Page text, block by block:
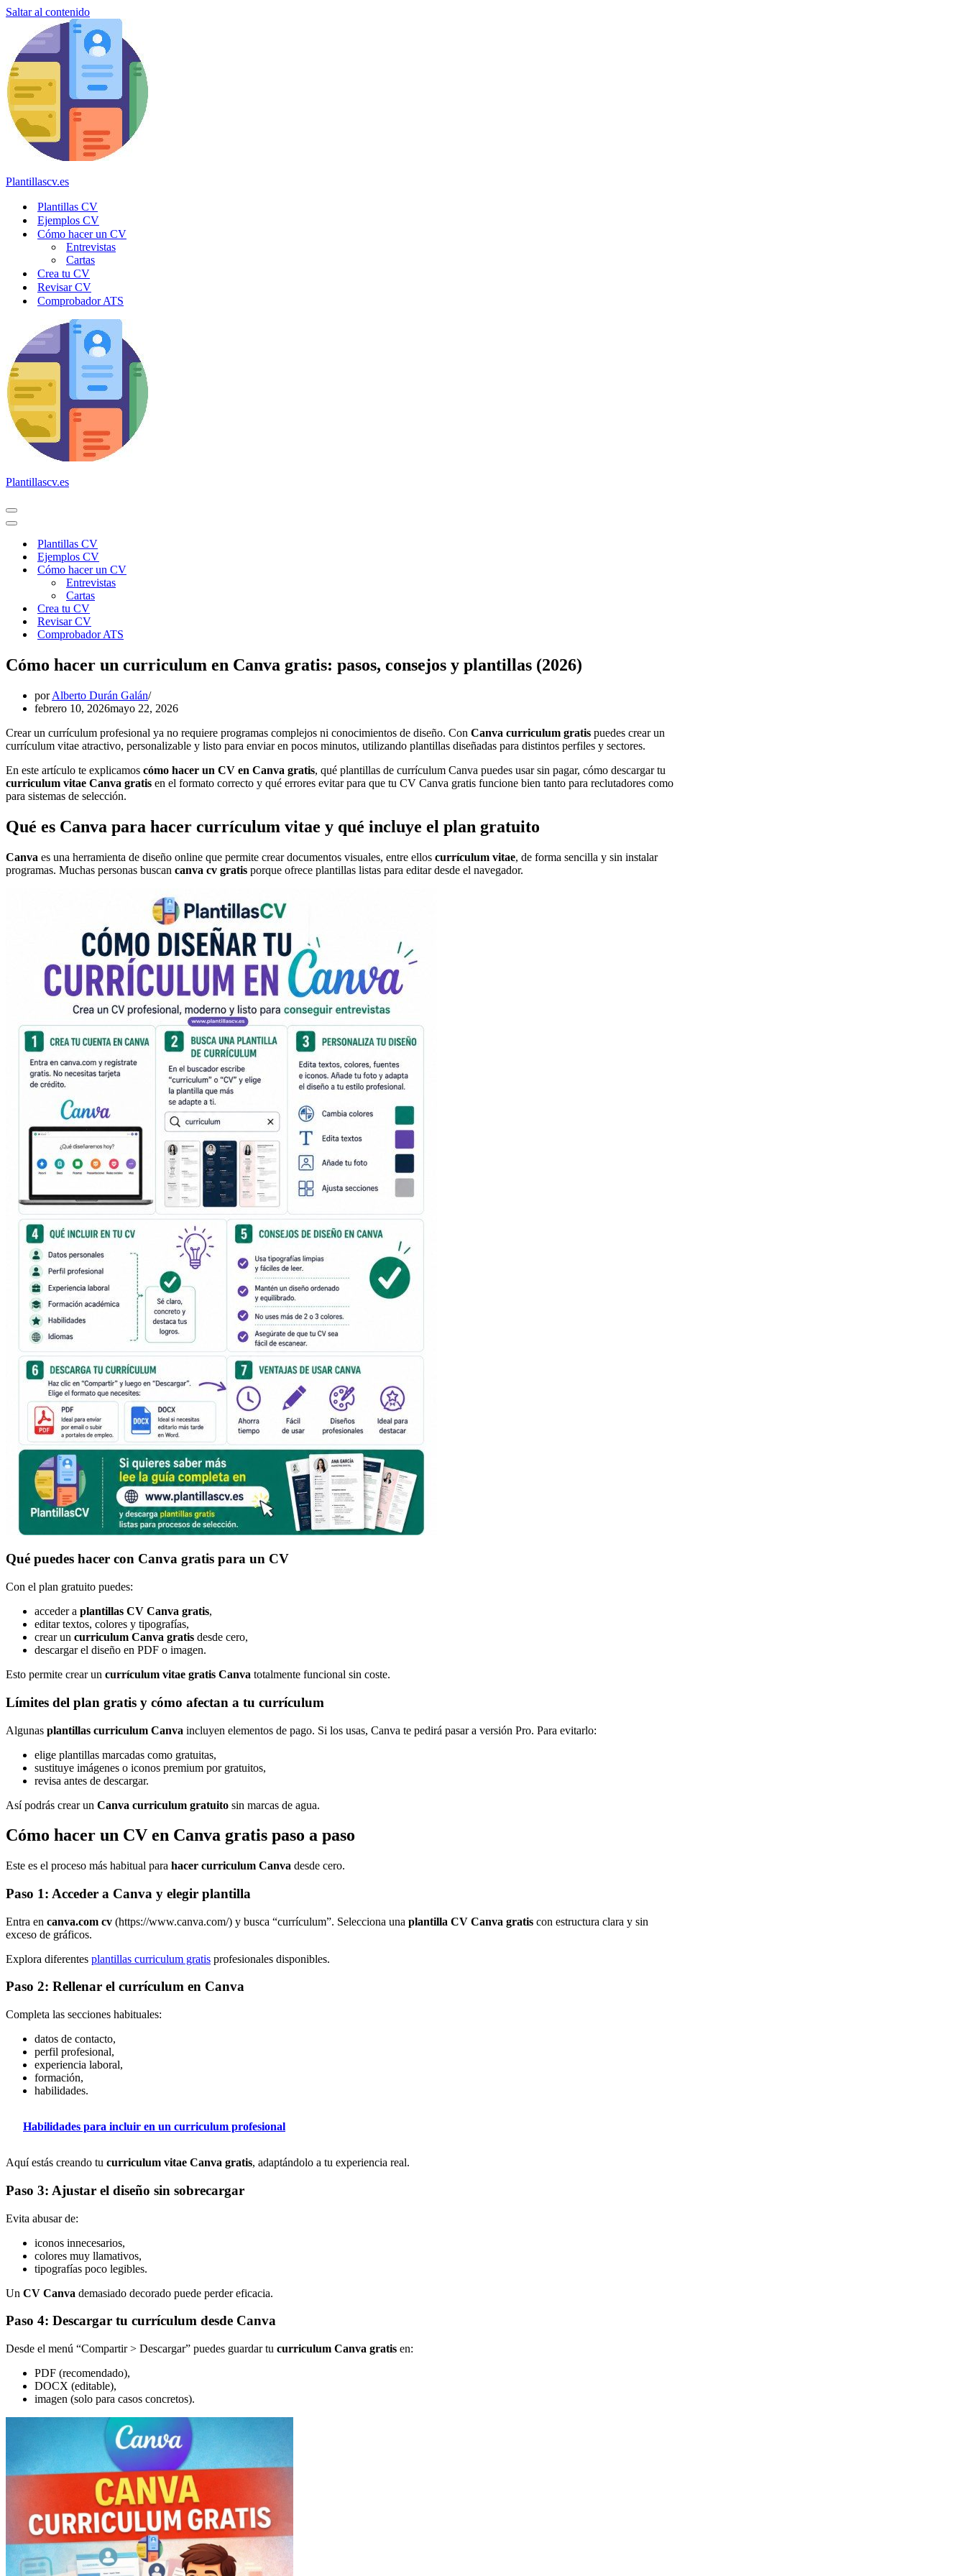
Saltar al contenido
Plantillascv.es
Plantillas CV
Ejemplos CV
Cómo hacer un CV
Entrevistas
Cartas
Crea tu CV
Revisar CV
Comprobador ATS
Plantillascv.es
Menú
de
Menú
navegaciónPlantillas CV
Ejemplos CV
Cómo hacer un CV
Entrevistas
Cartas
Crea tu CV
Revisar CV
Comprobador ATS
Cómo hacer un curriculum en Canva gratis: pasos, consejos y plantillas (2026)
porAlberto Durán Galán
febrero 10, 2026mayo 22, 2026
Crear un currículum profesional ya no requiere programas complejos ni conocimientos de diseño. Con Canva curriculum gratis puedes crear un
currículum vitae atractivo, personalizable y listo para enviar en pocos minutos, utilizando plantillas diseñadas para distintos perfiles y sectores.
En este artículo te explicamos cómo hacer un CV en Canva gratis, qué plantillas de currículum Canva puedes usar sin pagar, cómo descargar tu
curriculum vitae Canva gratis en el formato correcto y qué errores evitar para que tu CV Canva gratis funcione bien tanto para reclutadores como
para sistemas de selección.
Qué es Canva para hacer currículum vitae y qué incluye el plan gratuito
Canva es una herramienta de diseño online que permite crear documentos visuales, entre ellos currículum vitae, de forma sencilla y sin instalar
programas. Muchas personas buscan canva cv gratis porque ofrece plantillas listas para editar desde el navegador.
Qué puedes hacer con Canva gratis para un CV
Con el plan gratuito puedes:
acceder a plantillas CV Canva gratis,
editar textos, colores y tipografías,
crear un curriculum Canva gratis desde cero,
descargar el diseño en PDF o imagen.
Esto permite crear un currículum vitae gratis Canva totalmente funcional sin coste.
Límites del plan gratis y cómo afectan a tu currículum
Algunas plantillas curriculum Canva incluyen elementos de pago. Si los usas, Canva te pedirá pasar a versión Pro. Para evitarlo:
elige plantillas marcadas como gratuitas,
sustituye imágenes o iconos premium por gratuitos,
revisa antes de descargar.
Así podrás crear un Canva curriculum gratuito sin marcas de agua.
Cómo hacer un CV en Canva gratis paso a paso
Este es el proceso más habitual para hacer curriculum Canva desde cero.
Paso 1: Acceder a Canva y elegir plantilla
Entra en canva.com cv (https://www.canva.com/) y busca “currículum”. Selecciona una plantilla CV Canva gratis con estructura clara y sin
exceso de gráficos.
Explora diferentes plantillas curriculum gratis profesionales disponibles.
Paso 2: Rellenar el currículum en Canva
Completa las secciones habituales:
datos de contacto,
perfil profesional,
experiencia laboral,
formación,
habilidades.
Habilidades para incluir en un curriculum profesional
Aquí estás creando tu curriculum vitae Canva gratis, adaptándolo a tu experiencia real.
Paso 3: Ajustar el diseño sin sobrecargar
Evita abusar de:
iconos innecesarios,
colores muy llamativos,
tipografías poco legibles.
Un CV Canva demasiado decorado puede perder eficacia.
Paso 4: Descargar tu currículum desde Canva
Desde el menú “Compartir > Descargar” puedes guardar tu curriculum Canva gratis en:
PDF (recomendado),
DOCX (editable),
imagen (solo para casos concretos).